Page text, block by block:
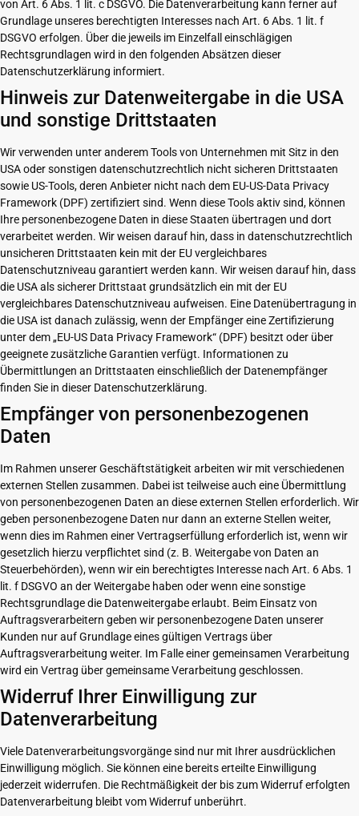
von Art. 6 Abs. 1 lit. c DSGVO. Die Datenverarbeitung kann ferner auf
Grundlage unseres berechtigten Interesses nach Art. 6 Abs. 1 lit. f
DSGVO erfolgen. Über die jeweils im Einzelfall einschlägigen
Rechtsgrundlagen wird in den folgenden Absätzen dieser
Datenschutzerklärung informiert.
Hinweis zur Datenweitergabe in die USA
und sonstige Drittstaaten
Wir verwenden unter anderem Tools von Unternehmen mit Sitz in den
USA oder sonstigen datenschutzrechtlich nicht sicheren Drittstaaten
sowie US-Tools, deren Anbieter nicht nach dem EU-US-Data Privacy
Framework (DPF) zertifiziert sind. Wenn diese Tools aktiv sind, können
Ihre personenbezogene Daten in diese Staaten übertragen und dort
verarbeitet werden. Wir weisen darauf hin, dass in datenschutzrechtlich
unsicheren Drittstaaten kein mit der EU vergleichbares
Datenschutzniveau garantiert werden kann. Wir weisen darauf hin, dass
die USA als sicherer Drittstaat grundsätzlich ein mit der EU
vergleichbares Datenschutzniveau aufweisen. Eine Datenübertragung in
die USA ist danach zulässig, wenn der Empfänger eine Zertifizierung
unter dem „EU-US Data Privacy Framework“ (DPF) besitzt oder über
geeignete zusätzliche Garantien verfügt. Informationen zu
Übermittlungen an Drittstaaten einschließlich der Datenempfänger
finden Sie in dieser Datenschutzerklärung.
Empfänger von personenbezogenen
Daten
Im Rahmen unserer Geschäftstätigkeit arbeiten wir mit verschiedenen
externen Stellen zusammen. Dabei ist teilweise auch eine Übermittlung
von personenbezogenen Daten an diese externen Stellen erforderlich. Wir
geben personenbezogene Daten nur dann an externe Stellen weiter,
wenn dies im Rahmen einer Vertragserfüllung erforderlich ist, wenn wir
gesetzlich hierzu verpflichtet sind (z. B. Weitergabe von Daten an
Steuerbehörden), wenn wir ein berechtigtes Interesse nach Art. 6 Abs. 1
lit. f DSGVO an der Weitergabe haben oder wenn eine sonstige
Rechtsgrundlage die Datenweitergabe erlaubt. Beim Einsatz von
Auftragsverarbeitern geben wir personenbezogene Daten unserer
Kunden nur auf Grundlage eines gültigen Vertrags über
Auftragsverarbeitung weiter. Im Falle einer gemeinsamen Verarbeitung
wird ein Vertrag über gemeinsame Verarbeitung geschlossen.
Widerruf Ihrer Einwilligung zur
Datenverarbeitung
Viele Datenverarbeitungsvorgänge sind nur mit Ihrer ausdrücklichen
Einwilligung möglich. Sie können eine bereits erteilte Einwilligung
jederzeit widerrufen. Die Rechtmäßigkeit der bis zum Widerruf erfolgten
Datenverarbeitung bleibt vom Widerruf unberührt.